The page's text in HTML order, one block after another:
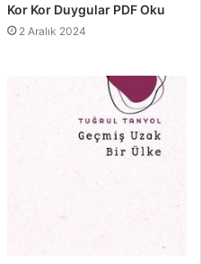
Kor Kor Duygular PDF Oku
2 Aralık 2024